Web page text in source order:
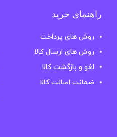
راهنمای خرید
روش های پرداخت
روش های ارسال کالا
لغو و بازگشت کالا
ضمانت اصالت کالا